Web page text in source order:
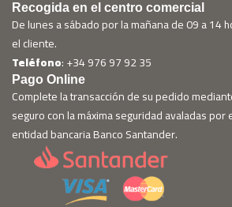
Recogida en el centro comercial
De lunes a sábado por la mañana de 09 a 14
el cliente.
Teléfono: +34 976 97 92 35
Pago Online
Complete la transacción de su pedido
seguro con la máxima seguridad avaladas
entidad bancaria Banco Santander.